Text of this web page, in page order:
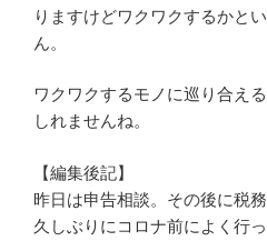
りますけどワクワクするかと
ん。
ワクワクするモノに巡り合え
しれませんね。
【編集後記】
昨日は申告相談。その後に税務
久しぶりにコロナ前によく行っ